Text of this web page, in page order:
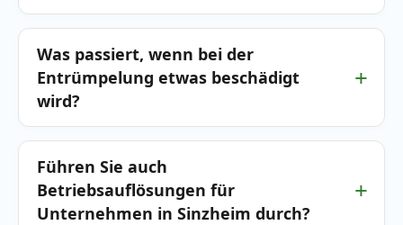
Was passiert, wenn bei der
Entrümpelung etwas beschädigt
wird?
Führen Sie auch
Betriebsauflösungen für
Unternehmen in Sinzheim durch?